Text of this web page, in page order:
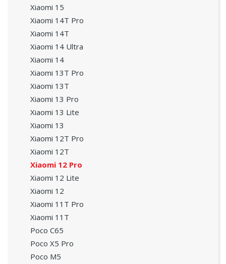
Xiaomi 15
Xiaomi 14T Pro
Xiaomi 14T
Xiaomi 14 Ultra
Xiaomi 14
Xiaomi 13T Pro
Xiaomi 13T
Xiaomi 13 Pro
Xiaomi 13 Lite
Xiaomi 13
Xiaomi 12T Pro
Xiaomi 12T
Xiaomi 12 Pro
Xiaomi 12 Lite
Xiaomi 12
Xiaomi 11T Pro
Xiaomi 11T
Poco C65
Poco X5 Pro
Poco M5